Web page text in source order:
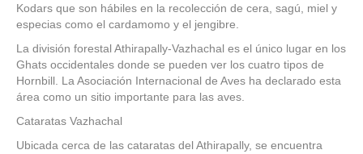
Kodars que son hábiles en la recolección de cera, sagú, miel y
especias como el cardamomo y el jengibre.
La división forestal Athirapally-Vazhachal es el único lugar en los
Ghats occidentales donde se pueden ver los cuatro tipos de
Hornbill. La Asociación Internacional de Aves ha declarado esta
área como un sitio importante para las aves.
Cataratas Vazhachal
Ubicada cerca de las cataratas del Athirapally, se encuentra